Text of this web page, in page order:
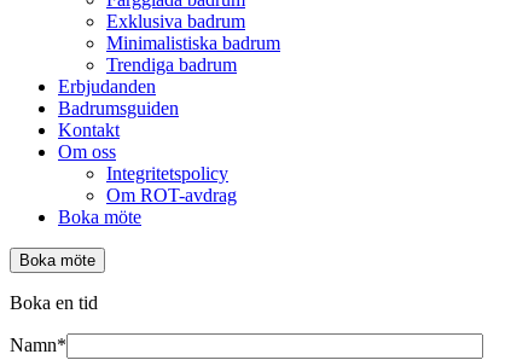
Exklusiva badrum
Minimalistiska badrum
Trendiga badrum
Erbjudanden
Badrumsguiden
Kontakt
Om oss
Integritetspolicy
Om ROT-avdrag
Boka möte
Boka möte
Boka en tid
Namn*